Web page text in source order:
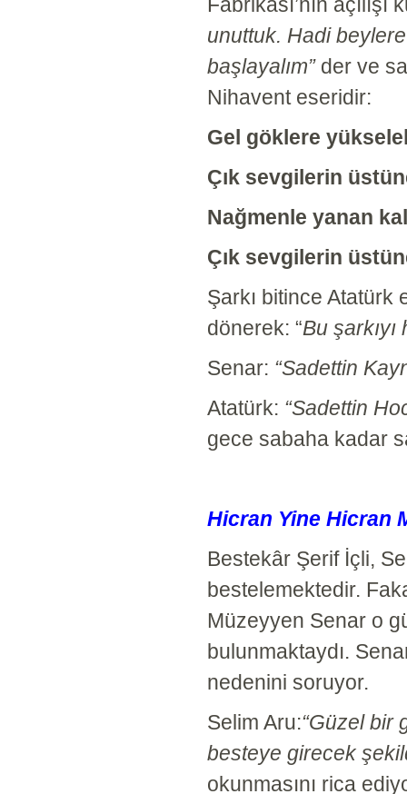
unuttuk. Hadi
başlayalım”der ve
Nihavent eseridir:
Gel göklere
Çık sevgilerin
Nağmenle yanan
Çık sevgilerin
Şarkı bitince Atatürk
dönerek: “Bu
Senar: “Sadettin
Atatürk: “Sadettin
gece sabaha kadar
Hicran Yine Hicran
Bestekâr Şerif İçli,
bestelemektedir.
Müzeyyen Senar o
bulunmaktaydı.
nedenini soruyor.
Selim Aru:“Güzel bir
besteye girecek
okunmasını rica